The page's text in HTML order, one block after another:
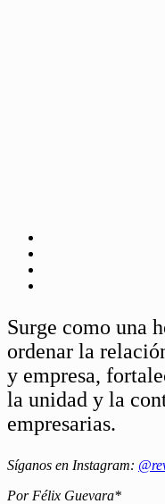
Surge como una
ordenar la
y empresa,
la unidad y la
empresarias.
Síganos en Instagram:
Por Félix Guevara*